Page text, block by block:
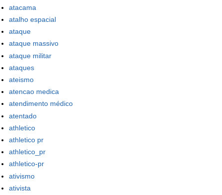
atacama
atalho espacial
ataque
ataque massivo
ataque militar
ataques
ateismo
atencao medica
atendimento médico
atentado
athletico
athletico pr
athletico_pr
athletico-pr
ativismo
ativista